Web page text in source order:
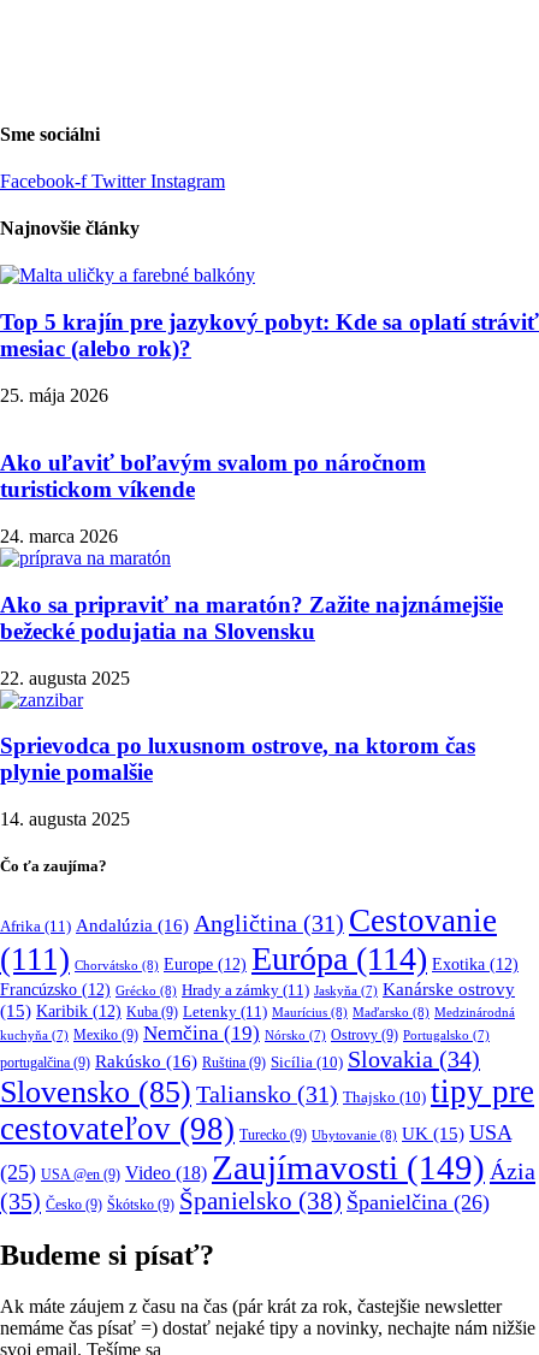
Sme sociálni
Facebook-f Twitter Instagram
Najnovšie články
Top 5 krajín pre jazykový pobyt: Kde sa oplatí stráviť
mesiac (alebo rok)?
25. mája 2026
Ako uľaviť boľavým svalom po náročnom
turistickom víkende
24. marca 2026
Ako sa pripraviť na maratón? Zažite najznámejšie
bežecké podujatia na Slovensku
22. augusta 2025
Sprievodca po luxusnom ostrove, na ktorom čas
plynie pomalšie
14. augusta 2025
Čo ťa zaujíma?
Afrika (11) Andalúzia (16) Angličtina (31) Cestovanie
(111) Chorvátsko (8) Europe (12) Európa (114) Exotika (12)
Francúzsko (12) Grécko (8) Hrady a zámky (11) Jaskyňa (7) Kanárske ostrovy
(15) Karibik (12) Kuba (9) Letenky (11) Maurícius (8) Maďarsko (8) Medzinárodná
kuchyňa (7) Mexiko (9) Nemčina (19) Nórsko (7) Ostrovy (9) Portugalsko (7)
portugalčina (9) Rakúsko (16) Ruština (9) Sicília (10) Slovakia (34)
Slovensko (85) Taliansko (31) Thajsko (10) tipy pre
cestovateľov (98) Turecko (9) Ubytovanie (8) UK (15) USA
(25) USA @en (9) Video (18) Zaujímavosti (149) Ázia
(35) Česko (9) Škótsko (9) Španielsko (38) Španielčina (26)
Budeme si písať?
Ak máte záujem z času na čas (pár krát za rok, častejšie newsletter
nemáme čas písať =) dostať nejaké tipy a novinky, nechajte nám nižšie
svoj email. Tešíme sa